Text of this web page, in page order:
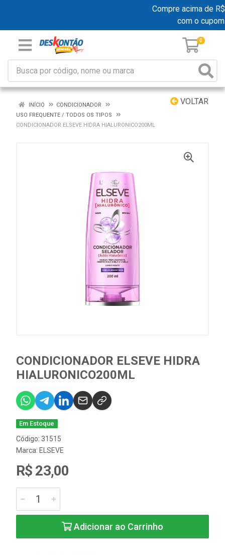
Compre acima de
com o cupom
0
VOLTAR
INÍCIO
CONDICIONADOR
USO FREQUENTE / TODOS OS TIPOS
CONDICIONADOR ELSEVE HIDRA HIALURONICO200ML
CONDICIONADOR ELSEVE HIDRA
HIALURONICO200ML
Em Estoque
Código: 31515
Marca: ELSEVE
R$ 23,00
Adicionar ao Carrinho